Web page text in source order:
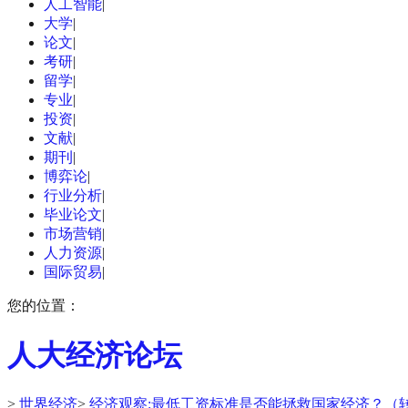
人工智能|
大学|
论文|
考研|
留学|
专业|
投资|
文献|
期刊 |
博弈论|
行业分析|
毕业论文|
市场营销|
人力资源|
国际贸易|
您的位置：
人大经济论坛
> 世界经济> 经济观察:最低工资标准是否能拯救国家经济？（